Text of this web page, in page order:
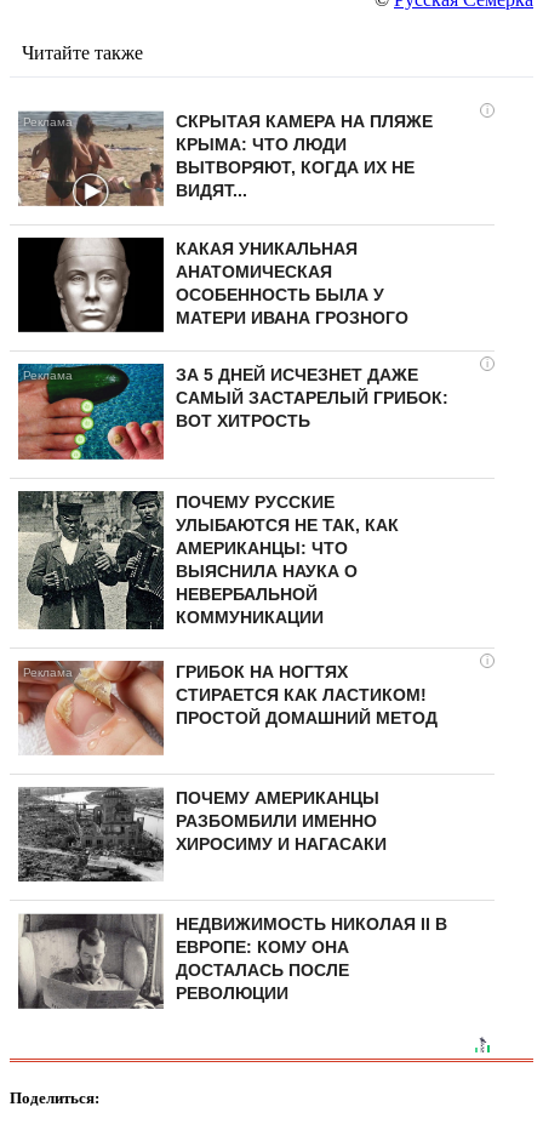
Читайте также
i
СКРЫТАЯ КАМЕРА НА ПЛЯЖЕ
КРЫМА: ЧТО ЛЮДИ
ВЫТВОРЯЮТ, КОГДА ИХ НЕ
ВИДЯТ...
КАКАЯ УНИКАЛЬНАЯ
АНАТОМИЧЕСКАЯ
ОСОБЕННОСТЬ БЫЛА У
МАТЕРИ ИВАНА ГРОЗНОГО
i
ЗА 5 ДНЕЙ ИСЧЕЗНЕТ ДАЖЕ
САМЫЙ ЗАСТАРЕЛЫЙ ГРИБОК:
ВОТ ХИТРОСТЬ
ПОЧЕМУ РУССКИЕ
УЛЫБАЮТСЯ НЕ ТАК, КАК
АМЕРИКАНЦЫ: ЧТО
ВЫЯСНИЛА НАУКА О
НЕВЕРБАЛЬНОЙ
КОММУНИКАЦИИ
i
ГРИБОК НА НОГТЯХ
СТИРАЕТСЯ КАК ЛАСТИКОМ!
ПРОСТОЙ ДОМАШНИЙ МЕТОД
ПОЧЕМУ АМЕРИКАНЦЫ
РАЗБОМБИЛИ ИМЕННО
ХИРОСИМУ И НАГАСАКИ
НЕДВИЖИМОСТЬ НИКОЛАЯ II В
ЕВРОПЕ: КОМУ ОНА
ДОСТАЛАСЬ ПОСЛЕ
РЕВОЛЮЦИИ
Поделиться: